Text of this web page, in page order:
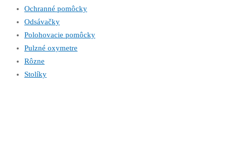
Ochranné pomôcky
Odsávačky
Polohovacie pomôcky
Pulzné oxymetre
Rôzne
Stolíky